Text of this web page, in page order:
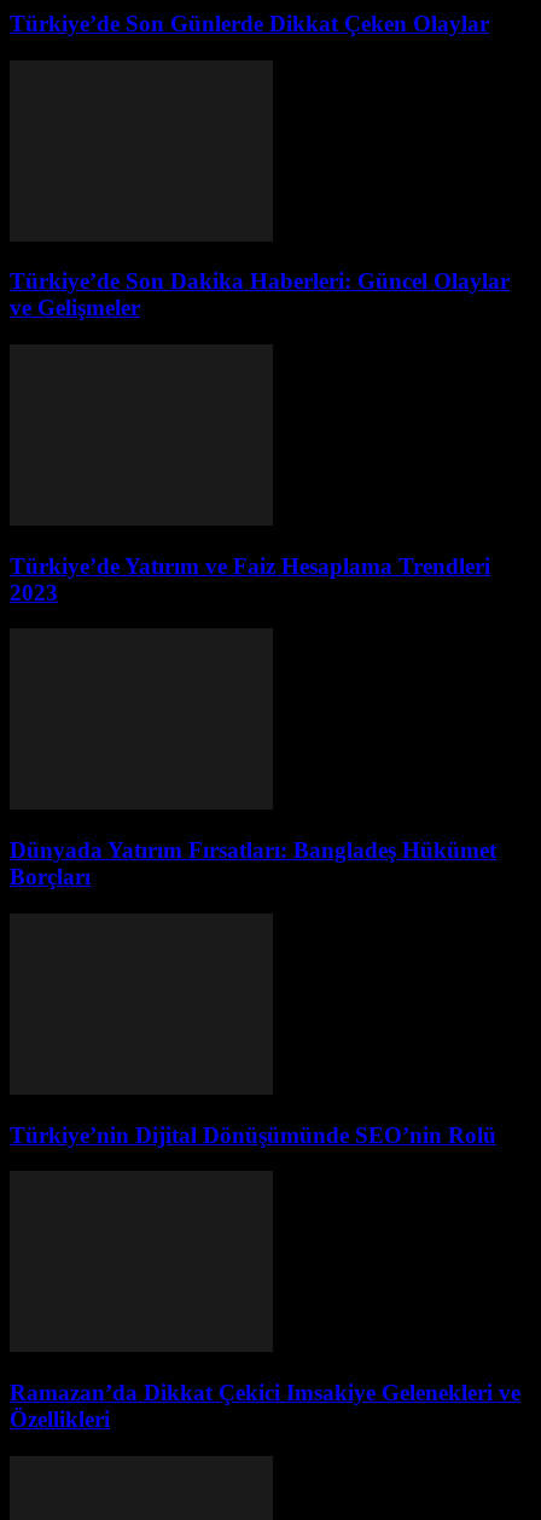
Türkiye’de Son Günlerde Dikkat Çeken Olaylar
Türkiye’de Son Dakika Haberleri: Güncel Olaylar
ve Gelişmeler
Türkiye’de Yatırım ve Faiz Hesaplama Trendleri
2023
Dünyada Yatırım Fırsatları: Bangladeş Hükümet
Borçları
Türkiye’nin Dijital Dönüşümünde SEO’nin Rolü
Ramazan’da Dikkat Çekici Imsakiye Gelenekleri ve
Özellikleri